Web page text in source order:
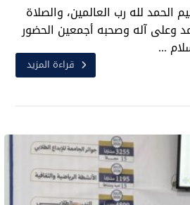
الحمد لله رب العالمين، والصلاة
وعلى آله وصحبه أجمعين الحضور
...
قراءة المزيد